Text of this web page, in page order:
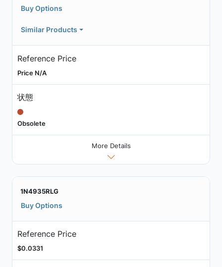
Buy Options
Similar Products
Reference Price
Price N/A
状態
Obsolete
More Details
1N4935RLG
Buy Options
Reference Price
$0.0331